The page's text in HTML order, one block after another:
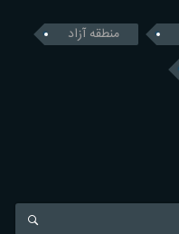
منطقه آزاد